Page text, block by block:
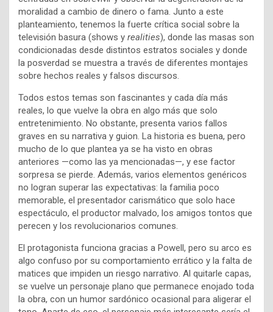
moralidad a cambio de dinero o fama. Junto a este
planteamiento, tenemos la fuerte crítica social sobre la
televisión basura (shows y realities), donde las masas son
condicionadas desde distintos estratos sociales y donde
la posverdad se muestra a través de diferentes montajes
sobre hechos reales y falsos discursos.
Todos estos temas son fascinantes y cada día más
reales, lo que vuelve la obra en algo más que solo
entretenimiento. No obstante, presenta varios fallos
graves en su narrativa y guion. La historia es buena, pero
mucho de lo que plantea ya se ha visto en obras
anteriores —como las ya mencionadas—, y ese factor
sorpresa se pierde. Además, varios elementos genéricos
no logran superar las expectativas: la familia poco
memorable, el presentador carismático que solo hace
espectáculo, el productor malvado, los amigos tontos que
perecen y los revolucionarios comunes.
El protagonista funciona gracias a Powell, pero su arco es
algo confuso por su comportamiento errático y la falta de
matices que impiden un riesgo narrativo. Al quitarle capas,
se vuelve un personaje plano que permanece enojado toda
la obra, con un humor sardónico ocasional para aligerar el